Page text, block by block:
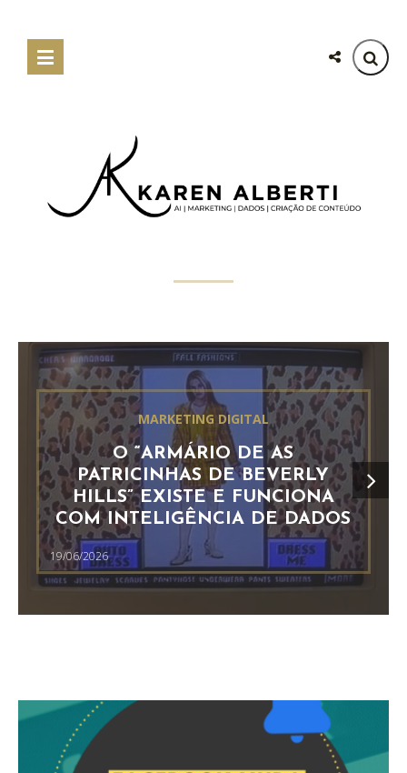
MARKETING DIGITAL
O “ARMÁRIO DE AS
PATRICINHAS DE BEVERLY
HILLS” EXISTE E FUNCIONA
COM INTELIGÊNCIA DE DADOS
19/06/2026